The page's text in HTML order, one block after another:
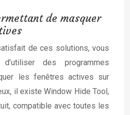
de masquer
de ces solutions, vous
des programmes
les fenêtres actives sur
il existe Window Hide Tool,
compatible avec toutes les